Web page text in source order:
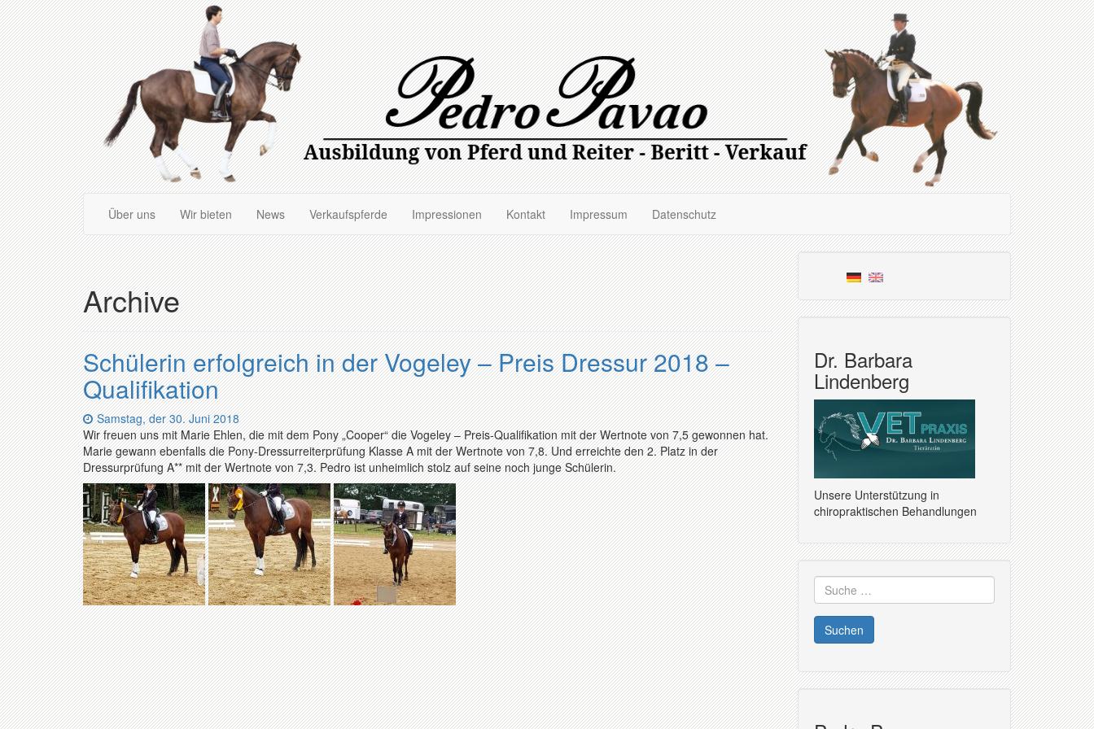
Zum
Hauptinhalt
springen
Über uns Wir bieten News Verkaufspferde Impressionen Kontakt Impressum Datenschutz
Archive
Schülerin erfolgreich in der Vogeley – Preis Dressur 2018 –
Qualifikation
Datum:
Samstag, der 30. Juni 2018
Wir freuen uns mit Marie Ehlen, die mit dem Pony „Cooper“ die Vogeley – Preis-Qualifikation mit der Wertnote von 7,5 gewonnen hat.
Marie gewann ebenfalls die Pony-Dressurreiterprüfung Klasse A mit der Wertnote von 7,8. Und erreichte den 2. Platz in der
Dressurprüfung A** mit der Wertnote von 7,3. Pedro ist unheimlich stolz auf seine noch junge Schülerin.
Dr. Barbara
Lindenberg
Unsere Unterstützung in
chiropraktischen Behandlungen
Suche
nach: